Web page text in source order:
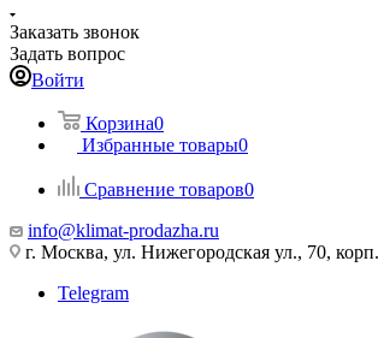
Заказать звонок
Задать вопрос
Войти
Корзина0
Избранные товары0
Сравнение товаров0
info@klimat-prodazha.ru
г. Москва, ул. Нижегородская ул., 70,
Telegram